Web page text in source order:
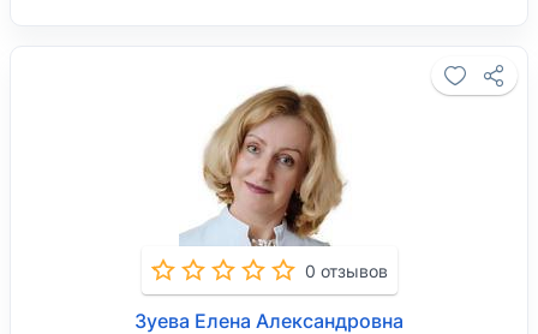
0 отзывов
Зуева Елена Александровна